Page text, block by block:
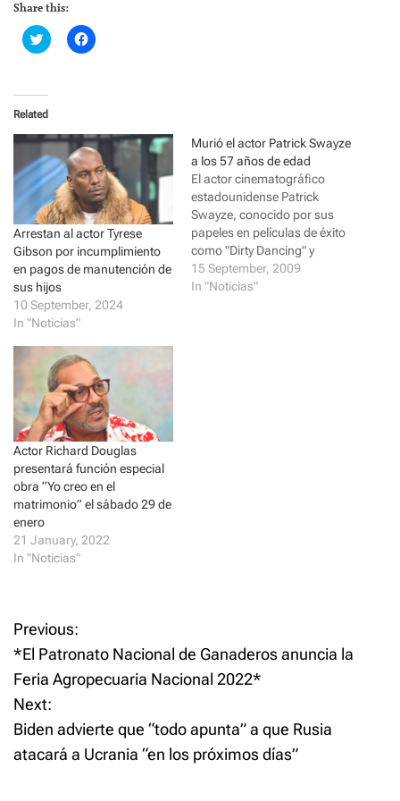
Share this:
C
l
t
o
s
a
r
e
o
T
w
i
t
t
e
r
(
O
p
e
n
i
n
e
w
w
i
n
d
o
w
)
C
l
a
r
e
o
n
F
a
c
e
b
o
o
O
p
s
i
n
n
e
w
w
i
n
d
o
w
)
Related
Arrestan al actor Tyrese
Gibson por incumplimiento
en pagos de manutención de
sus hijos
10 September, 2024
In "Noticias"
Murió el actor Patrick Swayze
a los 57 años de edad
El actor cinematográfico
estadounidense Patrick
Swayze, conocido por sus
papeles en películas de éxito
como "Dirty Dancing" y
"Ghost", murió tras una larga
batalla contra un cáncer de
15 September, 2009
In "Noticias"
Actor Richard Douglas
presentará función especial
obra “Yo creo en el
matrimonio” el sábado 29 de
enero
21 January, 2022
In "Noticias"
P
o
s
t
Previous:
*El Patronato Nacional de Ganaderos anuncia la
Feria Agropecuaria Nacional 2022*
Next:
Biden advierte que “todo apunta” a que Rusia
atacará a Ucrania “en los próximos días”